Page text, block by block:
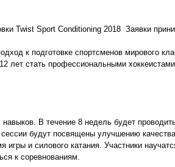
Twist Sport Conditioning 2018 Заявки
к подготовке спортсменов мирового
лет стать профессиональными
В течение 8 недель будет
будут посвящены улучшению
игры и силового катания. Участники
к соревнованиям.